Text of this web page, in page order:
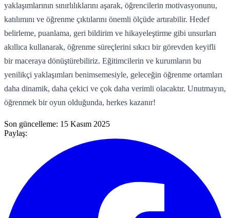
yaklaşımlarının sınırlılıklarını aşarak, öğrencilerin motivasyonunu,
katılımını ve öğrenme çıktılarını önemli ölçüde artırabilir. Hedef
belirleme, puanlama, geri bildirim ve hikayeleştirme gibi unsurları
akıllıca kullanarak, öğrenme süreçlerini sıkıcı bir görevden keyifli
bir maceraya dönüştürebiliriz. Eğitimcilerin ve kurumların bu
yenilikçi yaklaşımları benimsemesiyle, geleceğin öğrenme ortamları
daha dinamik, daha çekici ve çok daha verimli olacaktır. Unutmayın,
öğrenmek bir oyun olduğunda, herkes kazanır!
Son güncelleme: 15 Kasım 2025
Paylaş: